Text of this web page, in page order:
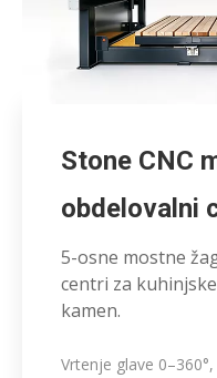
Stone CNC
obdelovalni
5-osne mostne
centri za
kamen.
Vrtenje glave